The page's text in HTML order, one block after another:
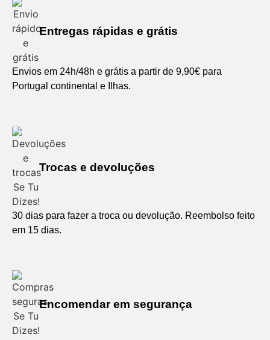
Entregas rápidas e grátis
Envios em 24h/48h e grátis a partir de 9,90€ para
Portugal continental e Ilhas.
Trocas e devoluções
30 dias para fazer a troca ou devolução. Reembolso feito
em 15 dias.
Encomendar em segurança